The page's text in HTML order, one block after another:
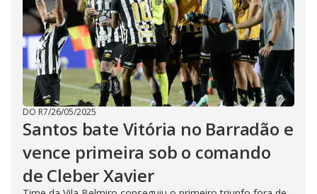
DO R7/26/05/2025
Santos bate Vitória no Barradão e
vence primeira sob o comando
de Cleber Xavier